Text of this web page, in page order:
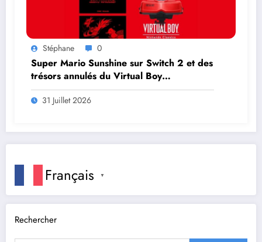
Stéphane 0
Super Mario Sunshine sur Switch 2 et des
trésors annulés du Virtual Boy
débarquent en août
31 Juillet 2026
Français ▼
Rechercher